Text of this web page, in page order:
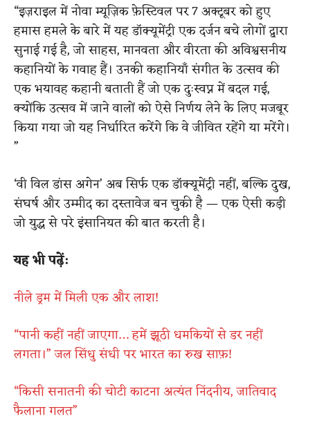
“इज़राइल में नोवा म्यूज़िक फ़ेस्टिवल पर 7 अक्टूबर को हुए
हमास हमले के बारे में यह डॉक्यूमेंट्री एक दर्जन बचे लोगों द्वारा
सुनाई गई है, जो साहस, मानवता और वीरता की अविश्वसनीय
कहानियों के गवाह हैं। उनकी कहानियाँ संगीत के उत्सव की
एक भयावह कहानी बताती हैं जो एक दुःस्वप्न में बदल गई,
क्योंकि उत्सव में जाने वालों को ऐसे निर्णय लेने के लिए मजबूर
किया गया जो यह निर्धारित करेंगे कि वे जीवित रहेंगे या मरेंगे।
”
‘वी विल डांस अगेन’ अब सिर्फ एक डॉक्यूमेंट्री नहीं, बल्कि दुख,
संघर्ष और उम्मीद का दस्तावेज बन चुकी है — एक ऐसी कड़ी
जो युद्ध से परे इंसानियत की बात करती है।
यह भी पढ़ें:
नीले ड्रम में मिली एक और लाश!
“पानी कहीं नहीं जाएगा… हमें झूठी धमकियों से डर नहीं
लगता।” जल सिंधु संधी पर भारत का रुख साफ़!
“किसी सनातनी की चोटी काटना अत्यंत निंदनीय, जातिवाद
फैलाना गलत”